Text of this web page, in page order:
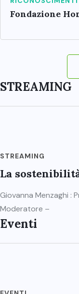
Fondazione
STREAMING
STREAMING
La
Giovanna Menzaghi :
Moderatore –
Eventi